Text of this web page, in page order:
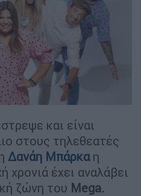
και είναι
στους τηλεθεατές
Δανάη Μπάρκαη
χρονιά έχει αναλάβει
ζώνη του Μega.